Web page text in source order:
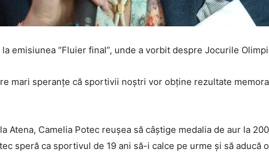
emisiunea “Fluier final”, unde a vorbit despre Jocurile
mari speranțe că sportivii noștri vor obține rezultate
Atena, Camelia Potec reușea să câștige medalia de aur la
speră ca sportivul de 19 ani să-i calce pe urme și să aducă